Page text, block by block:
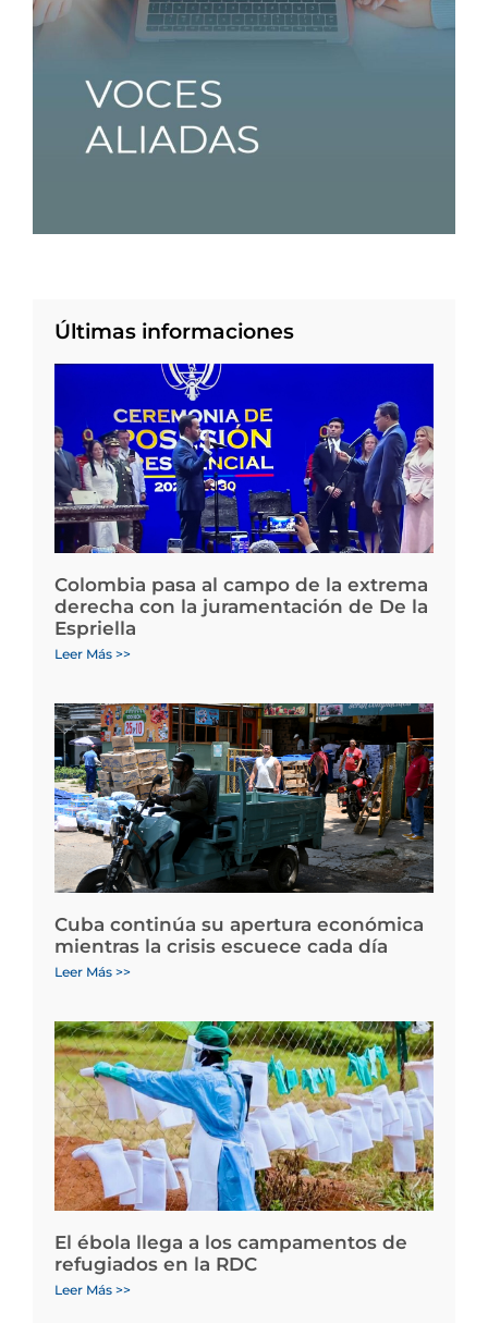
Últimas informaciones
Colombia pasa al campo de la extrema
derecha con la juramentación de De la
Espriella
Leer Más >>
Cuba continúa su apertura económica
mientras la crisis escuece cada día
Leer Más >>
El ébola llega a los campamentos de
refugiados en la RDC
Leer Más >>